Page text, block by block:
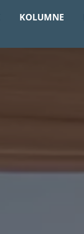
KOLUMNE